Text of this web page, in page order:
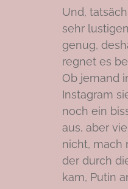
Und,
sehr
genug,
regnet es
Ob jemand
Instagram
noch ein
aus, aber
nicht, mach
der durch
kam, Putin